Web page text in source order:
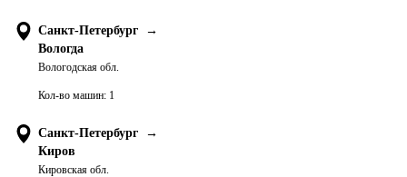
Санкт-Петербург
→
Вологда
Вологодская обл.
Кол-во машин: 1
Санкт-Петербург
→
Киров
Кировская обл.